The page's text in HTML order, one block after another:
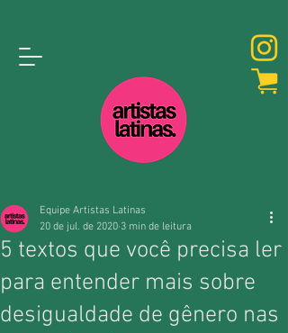
5 textos que você precisa ler
para entender mais sobre
desigualdade de gênero nas
Equipe Artistas Latinas
20 de jul. de 2020 3 min de leitura